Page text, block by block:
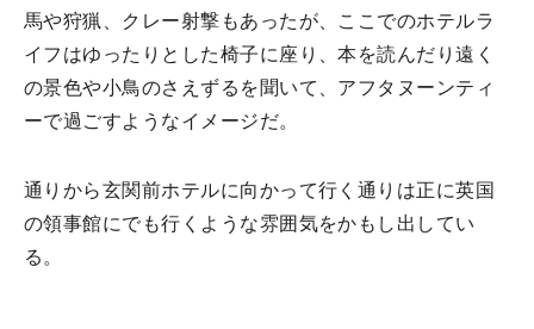
馬や狩猟、クレー射撃もあったが、ここでのホテルラ
イフはゆったりとした椅子に座り、本を読んだり遠く
の景色や小鳥のさえずるを聞いて、アフタヌーンティ
ーで過ごすようなイメージだ。
通りから玄関前ホテルに向かって行く通りは正に英国
の領事館にでも行くような雰囲気をかもし出してい
る。